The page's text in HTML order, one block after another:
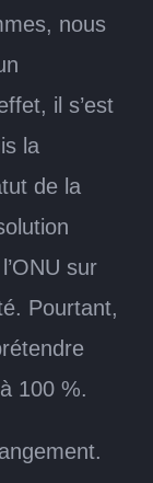
nous
il s’est
la
de la
sur
Pourtant,
100 %.